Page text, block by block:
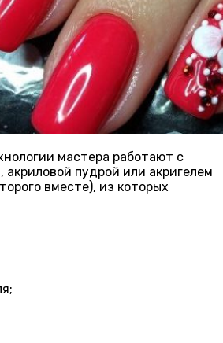
мастера работают с
пудрой или акригелем
вместе), из которых